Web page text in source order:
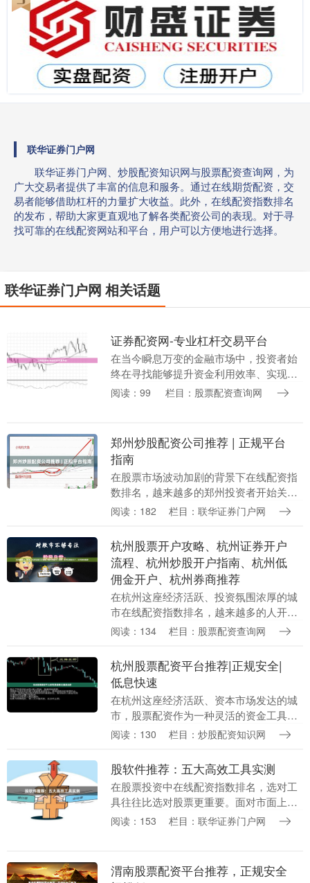
联华证券门户网
联华证券门户网、炒股配资知识网与股票配资查询网，为
广大交易者提供了丰富的信息和服务。通过在线期货配资，交
易者能够借助杠杆的力量扩大收益。此外，在线配资指数排名
的发布，帮助大家更直观地了解各类配资公司的表现。对于寻
找可靠的在线配资网站和平台，用户可以方便地进行选择。
联华证券门户网 相关话题
证券配资网-专业杠杆交易平台
在当今瞬息万变的金融市场中，投资者始
终在寻找能够提升资金利用效率、实现收
益最大化的工具。证券配资网作为一家专
阅读：99 栏目：股票配资查询网
郑州炒股配资公司推荐 | 正规平台
指南
在股票市场波动加剧的背景下在线配资指
数排名，越来越多的郑州投资者开始关注
配资这一工具。然而，面对市场上众多配
成为投资者最关心....
阅读：182 栏目：联华证券门户网
杭州股票开户攻略、杭州证券开户
流程、杭州炒股开户指南、杭州低
佣金开户、杭州券商推荐
在杭州这座经济活跃、投资氛围浓厚的城
市在线配资指数排名，越来越多的人开始
关注股票投资。无论你是初入股市的新
适的券商并完成开户....
阅读：134 栏目：股票配资查询网
杭州股票配资平台推荐|正规安全|
低息快速
在杭州这座经济活跃、资本市场发达的城
市，股票配资作为一种灵活的资金工具，
正受到越来越多投资者的关注。对于有成
一家正规、安全、....
阅读：130 栏目：炒股配资知识网
股软件推荐：五大高效工具实测
在股票投资中在线配资指数排名，选对工
具往往比选对股票更重要。面对市面上琳
琅满目的炒股软件，新手容易眼花缭乱，
阅读：153 栏目：联华证券门户网
渭南股票配资平台推荐，正规安全